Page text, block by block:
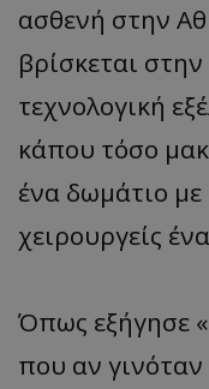
ασθενή στην
βρίσκεται
τεχνολογική
κάπου τόσο
ένα δωμάτιο
χειρουργείς
Όπως εξήγησε
που αν γινόταν